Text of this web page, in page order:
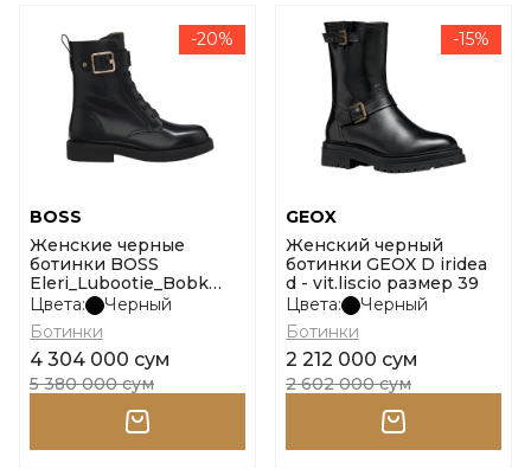
-20%
BOSS
Женские черные
ботинки BOSS
Eleri_Lubootie_Bobk
размер 35
Цвета:
Черный
Ботинки
4 304 000 сум
5 380 000 сум
-15%
GEOX
Женский черный
ботинки GEOX D iridea
d - vit.liscio размер 39
Цвета:
Черный
Ботинки
2 212 000 сум
2 602 000 сум